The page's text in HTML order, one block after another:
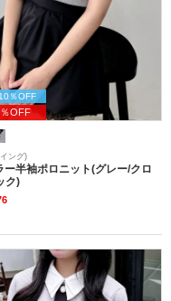
％OFF
OFF
ング)
ー半袖ポロニット(グレー/クロ
ク)